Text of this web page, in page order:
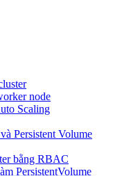
node
Scaling
Persistent Volume
bằng RBAC
PersistentVolume